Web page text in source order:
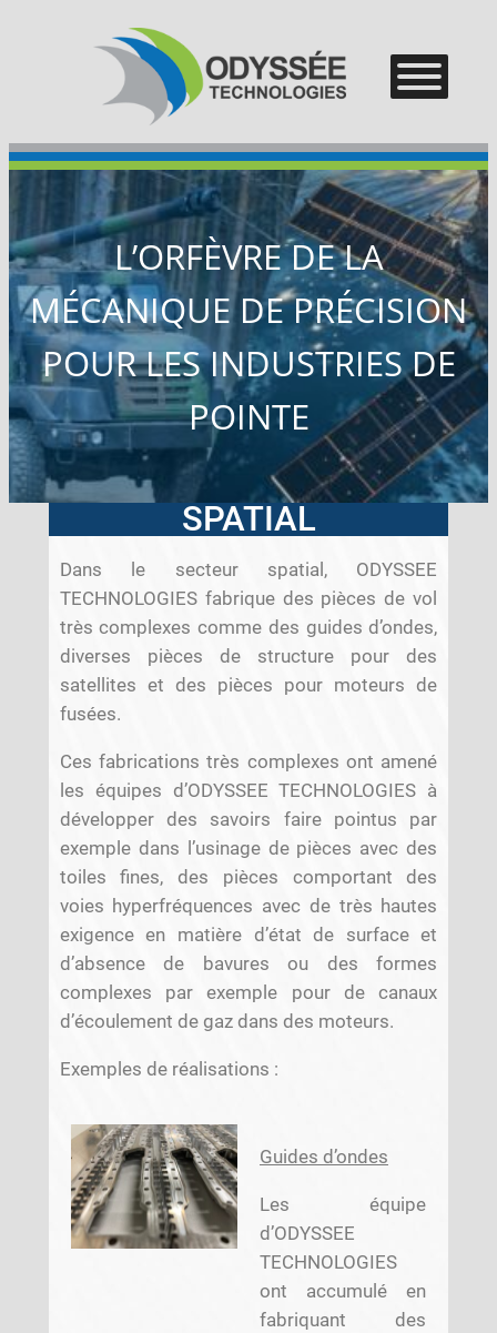
L’ORFÈVRE DE LA
MÉCANIQUE DE PRÉCISION
POUR LES INDUSTRIES DE
POINTE
SPATIAL
Dans le secteur spatial, ODYSSEE
TECHNOLOGIES fabrique des pièces de vol
très complexes comme des guides d’ondes,
diverses pièces de structure pour des
satellites et des pièces pour moteurs de
fusées.
Ces fabrications très complexes ont amené
les équipes d’ODYSSEE TECHNOLOGIES à
développer des savoirs faire pointus par
exemple dans l’usinage de pièces avec des
toiles fines, des pièces comportant des
voies hyperfréquences avec de très hautes
exigence en matière d’état de surface et
d’absence de bavures ou des formes
complexes par exemple pour de canaux
d’écoulement de gaz dans des moteurs.
Exemples de réalisations :
Guides d’ondes
Les équipe
d’ODYSSEE
TECHNOLOGIES
ont accumulé en
fabriquant des